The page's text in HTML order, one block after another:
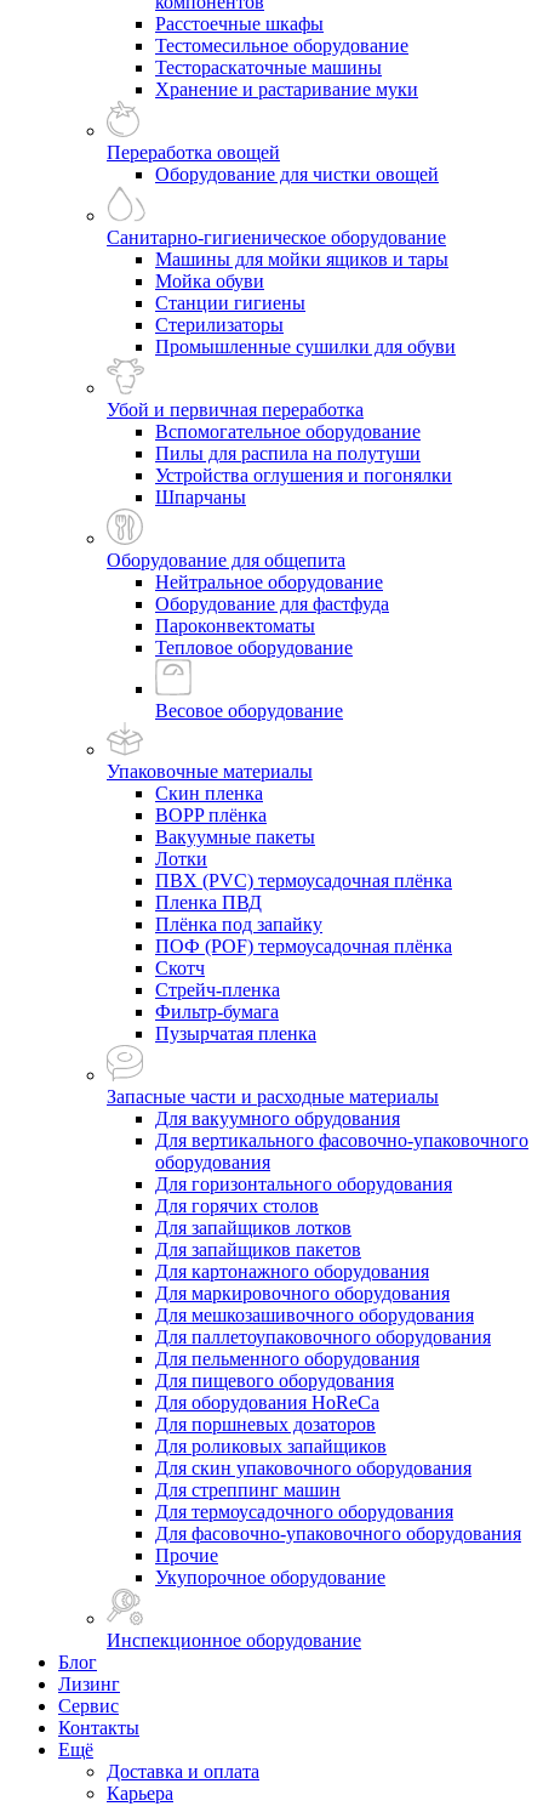
Расстоечные шкафы
Тестомесильное оборудование
Тестораскаточные машины
Хранение и растаривание муки
Переработка овощей
Оборудование для чистки овощей
Санитарно-гигиеническое оборудование
Машины для мойки ящиков и тары
Мойка обуви
Станции гигиены
Стерилизаторы
Промышленные сушилки для обуви
Убой и первичная переработка
Вспомогательное оборудование
Пилы для распила на полутуши
Устройства оглушения и погонялки
Шпарчаны
Оборудование для общепита
Нейтральное оборудование
Оборудование для фастфуда
Пароконвектоматы
Тепловое оборудование
Весовое оборудование
Упаковочные материалы
Скин пленка
BOPP плёнка
Вакуумные пакеты
Лотки
ПВХ (PVC) термоусадочная плёнка
Пленка ПВД
Плёнка под запайку
ПОФ (POF) термоусадочная плёнка
Скотч
Стрейч-пленка
Фильтр-бумага
Пузырчатая пленка
Запасные части и расходные материалы
Для вакуумного обрудования
Для вертикального фасовочно-упаковочного
оборудования
Для горизонтального оборудования
Для горячих столов
Для запайщиков лотков
Для запайщиков пакетов
Для картонажного оборудования
Для маркировочного оборудования
Для мешкозашивочного оборудования
Для паллетоупаковочного оборудования
Для пельменного оборудования
Для пищевого оборудования
Для оборудования HoReCa
Для поршневых дозаторов
Для роликовых запайщиков
Для скин упаковочного оборудования
Для стреппинг машин
Для термоусадочного оборудования
Для фасовочно-упаковочного оборудования
Прочие
Укупорочное оборудование
Инспекционное оборудование
Блог
Лизинг
Сервис
Контакты
Ещё
Доставка и оплата
Карьера